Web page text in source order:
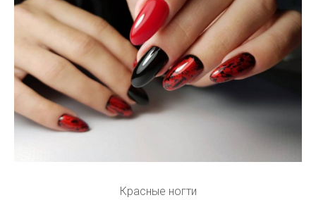
Красные ногти